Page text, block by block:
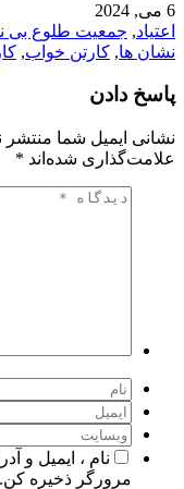
6 می, 2024
اعتیاد, جمعیت طلوع بی
نشان ها, کارتن خواب,
پاسخ دادن
نشانی ایمیل شما منتشر
علامت‌گذاری شده‌اند *
نام ، ایمیل و
مرورگر ذخیره کن.